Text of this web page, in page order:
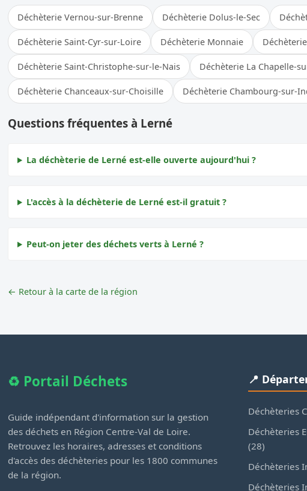
Déchèterie Vernou-sur-Brenne Déchèterie Dolus-le-Sec
Déchèterie Saint-Cyr-sur-Loire Déchèterie Monnaie
Déchèterie Saint-Christophe-sur-le-Nais Déchèterie La Chapelle-
Déchèterie Chanceaux-sur-Choisille Déchèterie Chambourg-sur-
Questions fréquentes à Lerné
La déchèterie de Lerné est-elle ouverte aujourd'hui ?
L'accès à la déchèterie de Lerné est-il gratuit ?
Peut-on jeter des déchets verts à Lerné ?
← Retour à la carte de la région
♻️ Portail Déchets
Guide indépendant d'information sur la gestion
des déchets en Région Centre-Val de Loire.
Retrouvez les horaires, adresses et conditions
d'accès des déchèteries pour les 1800 communes
de la région.
📍
Déchèteries
Déchèteries
(28)
Déchèteries
Déchèteries